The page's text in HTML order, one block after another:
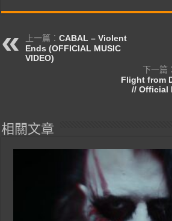
上一篇：CABAL – Violent
Ends (OFFICIAL MUSIC
VIDEO)
下一篇：
Flight from
// Official
相關文章